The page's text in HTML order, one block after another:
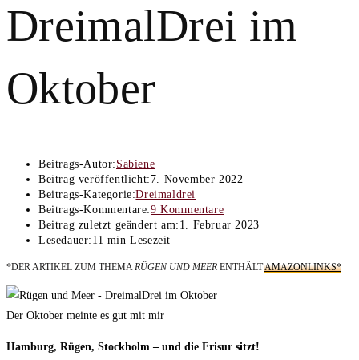
DreimalDrei im
Oktober
Beitrags-Autor: Sabiene
Beitrag veröffentlicht: 7. November 2022
Beitrags-Kategorie:Dreimaldrei
Beitrags-Kommentare:9 Kommentare
Beitrag zuletzt geändert am: 1. Februar 2023
Lesedauer: 11 min Lesezeit
*DER ARTIKEL ZUM THEMARÜGEN UND MEER ENTHÄLTAMAZONLINKS*
Der Oktober meinte es gut mit mir
Hamburg, Rügen, Stockholm – und die Frisur sitzt!